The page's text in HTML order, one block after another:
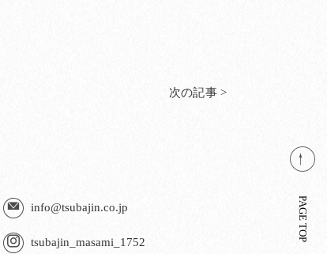
次の記事 >
PAGE TOP
info@tsubajin.co.jp
tsubajin_masami_1752